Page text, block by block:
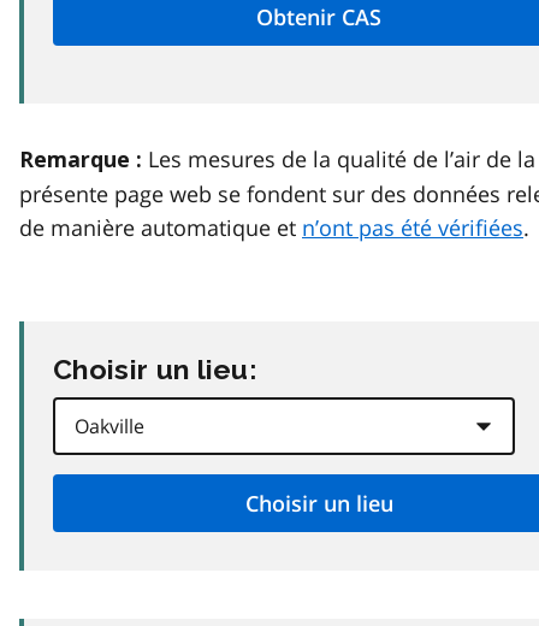
Remarque : Les mesures de la qualité de l’air de la
présente page web se fondent sur des données
de manière automatique et n’ont pas été vérifiées.
Choisir un lieu: